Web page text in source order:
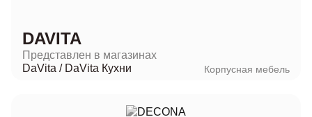
DAVITA
Представлен в магазинах
DaVita / DaVita Кухни Корпусная мебель